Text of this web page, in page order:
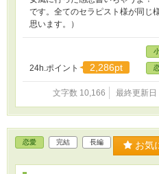
です。全てのセラピスト様が同じ
思います。）
24h.ポイント 2,286pt
文字数 10,166 最終更新
恋愛 完結 長編 お気